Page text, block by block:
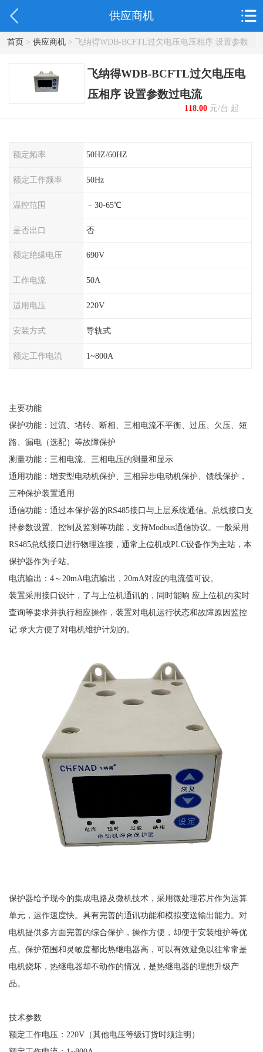
供应商机
首页> 供应商机> 飞纳得WDB-BCFTL过欠电压电压相序 设置参数
过电流
飞纳得WDB-BCFTL过欠电压电
压相序 设置参数过电流
118.00元/台 起
额定频率 50HZ/60HZ
额定工作频率 50Hz
温控范围 ﹣30-65℃
是否出口 否
额定绝缘电压 690V
工作电流 50A
适用电压 220V
安装方式 导轨式
额定工作电流 1~800A
主要功能
保护功能：过流、堵转、断相、三相电流不平衡、过压、欠压、短
路、漏电（选配）等故障保护
测量功能：三相电流、三相电压的测量和显示
通用功能：增安型电动机保护、三相异步电动机保护、馈线保护，
三种保护装置通用
通信功能：通过本保护器的RS485接口与上层系统通信。总线接口支
持参数设置、控制及监测等功能，支持Modbus通信协议。一般采用
RS485总线接口进行物理连接，通常上位机或PLC设备作为主站，本
保护器作为子站。
电流输出： 4～20mA电流输出，20mA对应的电流值可设。
装置采用接口设计，了与上位机通讯的，同时能响 应上位机的实时
查询等要求并执行相应操作，装置对电机运行状态和故障原因监控
记 录大方便了对电机维护计划的。
保护器给予现今的集成电路及微机技术，采用微处理芯片作为运算
单元，运作速度快。具有完善的通讯功能和模拟变送输出能力。对
电机提供多方面完善的综合保护，操作方便，却便于安装维护等优
点。保护范围和灵敏度都比热继电器高，可以有效避免以往常常是
电机烧坏，热继电器却不动作的情况，是热继电器的理想升级产
品。
技术参数
额定工作电压： 220V（其他电压等级订货时须注明）